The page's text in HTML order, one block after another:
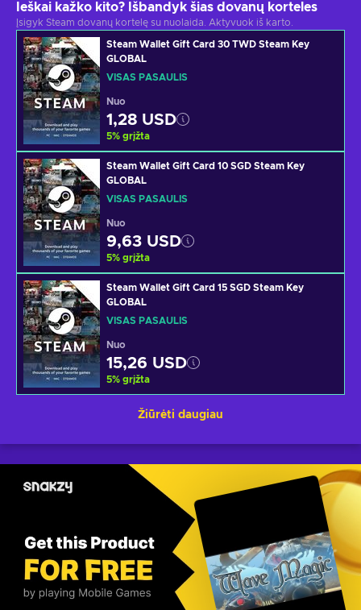
Ieškai kažko kito? Išbandyk šias dovanų korteles
Įsigyk Steam dovanų kortelę su nuolaida. Aktyvuok iš karto.
Steam Wallet Gift Card 30 TWD Steam Key
GLOBAL
VISAS PASAULIS
Nuo
1,28 USD
5% grįžta
Steam Wallet Gift Card 10 SGD Steam Key
GLOBAL
VISAS PASAULIS
Nuo
9,63 USD
5% grįžta
Steam Wallet Gift Card 15 SGD Steam Key
GLOBAL
VISAS PASAULIS
Nuo
15,26 USD
5% grįžta
Žiūrėti daugiau